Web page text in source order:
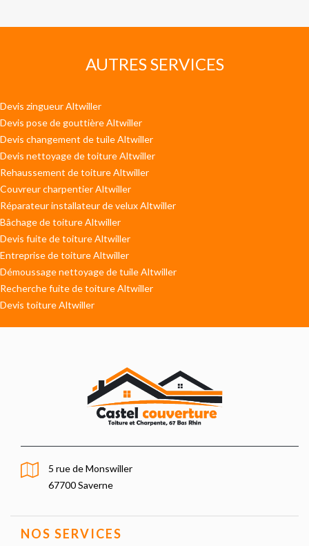
AUTRES SERVICES
Devis zingueur Altwiller
Devis pose de gouttière Altwiller
Devis changement de tuile Altwiller
Devis nettoyage de toiture Altwiller
Rehaussement de toiture Altwiller
Couvreur charpentier Altwiller
Réparateur installateur de velux Altwiller
Bâchage de toiture Altwiller
Devis fuite de toiture Altwiller
Entreprise de toiture Altwiller
Démoussage nettoyage de tuile Altwiller
Recherche fuite de toiture Altwiller
Devis toiture Altwiller
5 rue de Monswiller
67700 Saverne
NOS SERVICES